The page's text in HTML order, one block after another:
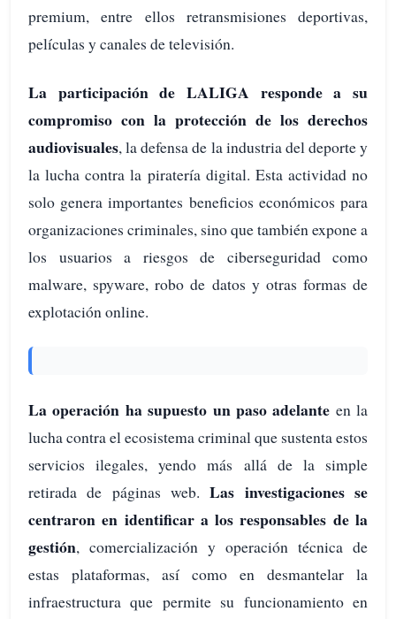
premium, entre ellos retransmisiones deportivas,
películas y canales de televisión.
La participación de LALIGA responde a su
compromiso con la protección de los derechos
audiovisuales, la defensa de la industria del deporte y
la lucha contra la piratería digital. Esta actividad no
solo genera importantes beneficios económicos para
organizaciones criminales, sino que también expone a
los usuarios a riesgos de ciberseguridad como
malware, spyware, robo de datos y otras formas de
explotación online.
La operación ha supuesto un paso adelante en la
lucha contra el ecosistema criminal que sustenta estos
servicios ilegales, yendo más allá de la simple
retirada de páginas web.Las investigaciones se
centraron en identificar a los responsables de la
gestión, comercialización y operación técnica de
estas plataformas, así como en desmantelar la
infraestructura que permite su funcionamiento en